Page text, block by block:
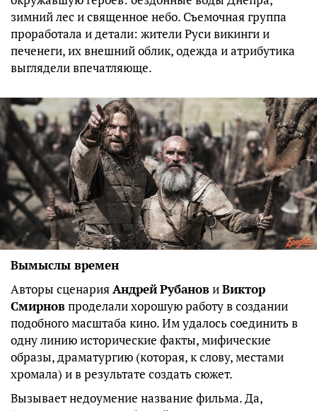
зимний лес и священное небо. Съемочная группа
проработала и детали: жители Руси викинги и
печенеги, их внешний облик, одежда и атрибутика
выглядели впечатляюще.
Вымыслы времен
Авторы сценарияАндрейРубановиВиктор
Смирновпроделали хорошую работу в создании
подобного масштаба кино. Им удалось соединить в
одну линию исторические факты, мифические
образы, драматургию (которая, к слову, местами
хромала) и в результате создать сюжет.
Вызывает недоумение название фильма. Да,